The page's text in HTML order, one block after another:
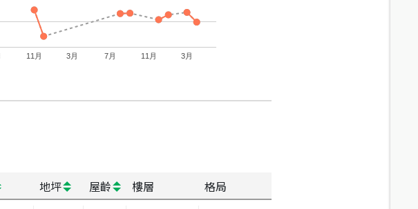
11月 3月 7月 11月 3月
地坪 屋齡 樓層 格局